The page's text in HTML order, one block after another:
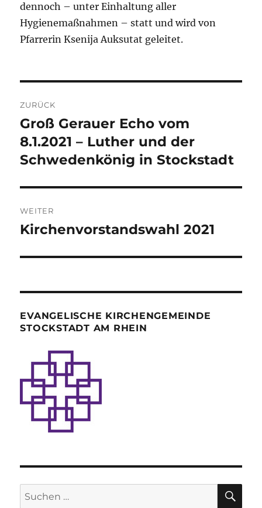
dennoch – unter Einhaltung aller
Hygienemaßnahmen – statt und wird von
Pfarrerin Ksenija Auksutat geleitet.
ZURÜCK
Vorheriger
Beitrag:
Groß Gerauer Echo vom
8.1.2021 – Luther und der
Schwedenkönig in Stockstadt
WEITER
Nächster
Kirchenvorstandswahl 2021
EVANGELISCHE KIRCHENGEMEINDE
STOCKSTADT AM RHEIN
Suche